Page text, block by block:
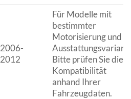
2006-
2012
Für Modelle mit
bestimmter
Motorisierung und
Bitte prüfen Sie die
Kompatibilität
anhand Ihrer
Fahrzeugdaten.